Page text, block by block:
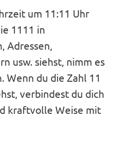
um 11:11 Uhr
1111 in
Adressen,
usw. siehst, nimm es
Wenn du die Zahl 11
verbindest du dich
kraftvolle Weise mit